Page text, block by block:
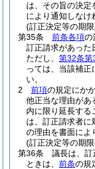
は、その旨の決定
により通知しなけ
(訂正決定等の期
第35条
前条各項の
訂正請求があった
ただし、 第32条第
っては、当該補
い。
2
前項の規定にか
他正当な理由があ
内に限り延長する
は、訂正請求者に
の理由を書面によ
(訂正決定等の期
第36条
議長は、訂
ときは、 前条の規